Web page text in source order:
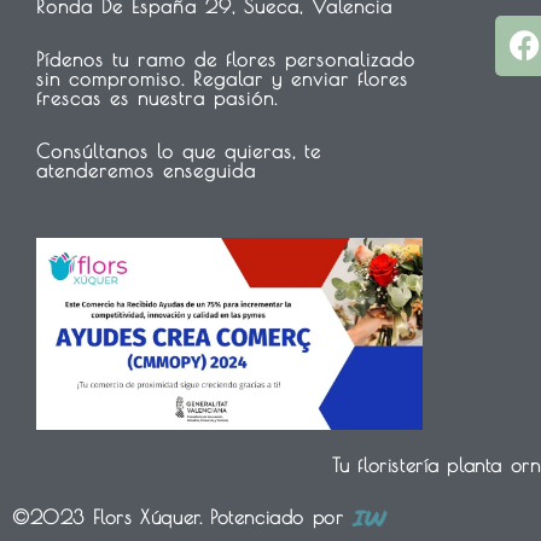
Ronda De España 29, Sueca, Valencia
Pídenos tu ramo de flores personalizado
sin compromiso. Regalar y enviar flores
frescas es nuestra pasión.
Consúltanos lo que quieras, te
atenderemos enseguida
F
a
Tu floristería planta
©2023 Flors Xúquer. Potenciado por